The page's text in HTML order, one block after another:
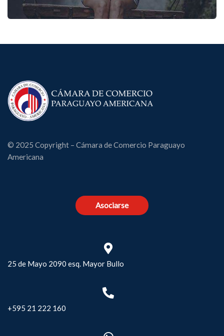
© 2025 Copyright – Cámara de Comercio Paraguayo
Americana
Asociarse
25 de Mayo 2090 esq. Mayor Bullo
+595 21 222 160